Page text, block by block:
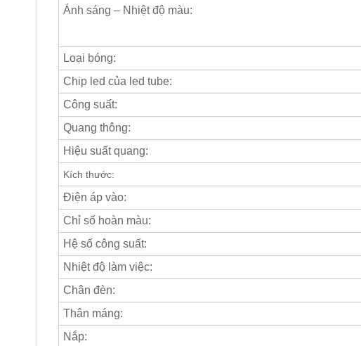
Ánh sáng – Nhiệt độ màu:
Loại bóng:
Chip led của led tube:
Công suất:
Quang thông:
Hiệu suất quang:
Kích thước:
Điện áp vào:
Chỉ số hoàn màu:
Hệ số công suất:
Nhiệt độ làm việc:
Chân đèn:
Thân máng:
Nắp: